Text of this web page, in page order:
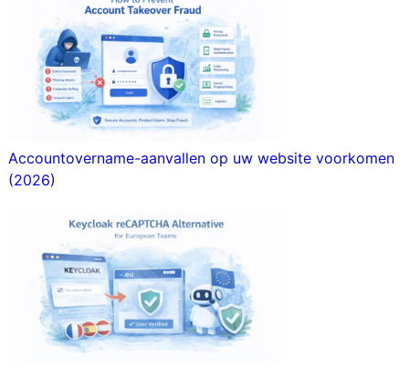
Accountovername-aanvallen op uw website voorkomen
(2026)